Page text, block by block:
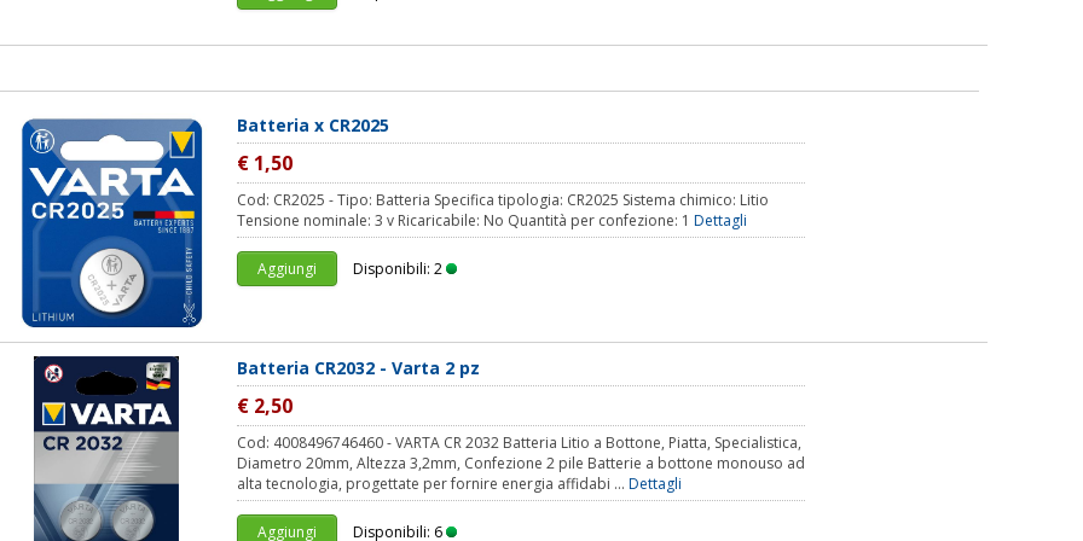
Batteria x CR2025
€ 1,50
Cod: CR2025 - Tipo: Batteria Specifica tipologia: CR2025 Sistema chimico: Litio
Tensione nominale: 3 v Ricaricabile: No Quantità per confezione: 1 Dettagli
Aggiungi Disponibili: 2
Batteria CR2032 - Varta 2 pz
€ 2,50
Cod: 4008496746460 - VARTA CR 2032 Batteria Litio a Bottone, Piatta, Specialistica,
Diametro 20mm, Altezza 3,2mm, Confezione 2 pile Batterie a bottone monouso ad
alta tecnologia, progettate per fornire energia affidabi ... Dettagli
Aggiungi Disponibili: 6